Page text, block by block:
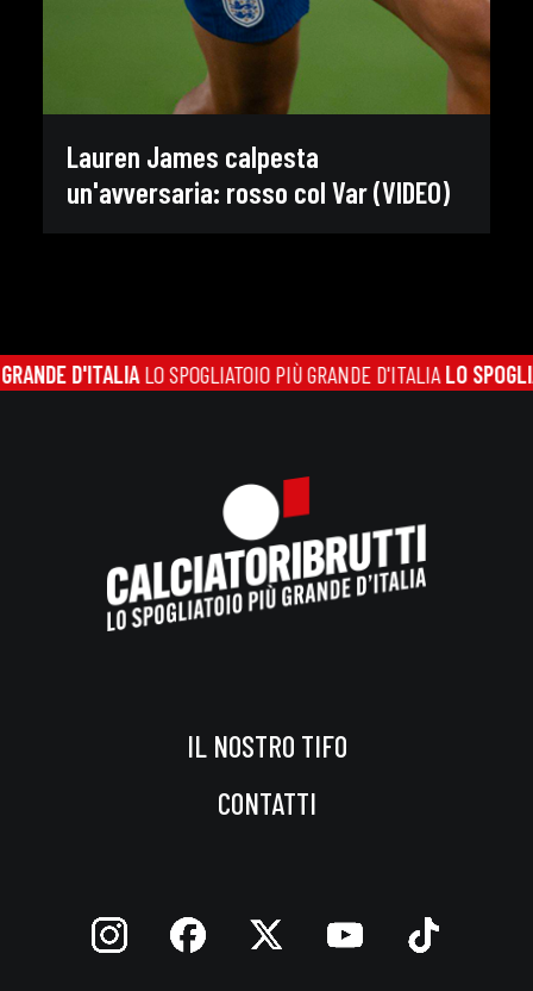
Lauren James calpesta
un'avversaria: rosso col Var (VIDEO)
D'ITALIALO SPOGLIATOIO PIÙ GRANDE D'ITALIALO
IL NOSTRO TIFO
CONTATTI